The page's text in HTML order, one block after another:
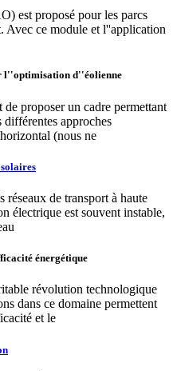
est proposé pour les parcs
Avec ce module et l''application
l''optimisation d''éolienne
proposer un cadre permettant
approches
(nous ne
réseaux de transport à haute
électrique est souvent instable,
énergétique
révolution technologique
dans ce domaine permettent
et le